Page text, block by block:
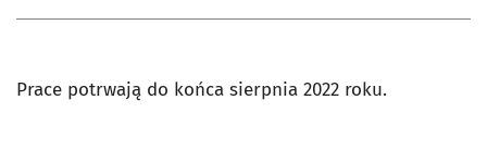
Prace potrwają do końca sierpnia 2022 roku.